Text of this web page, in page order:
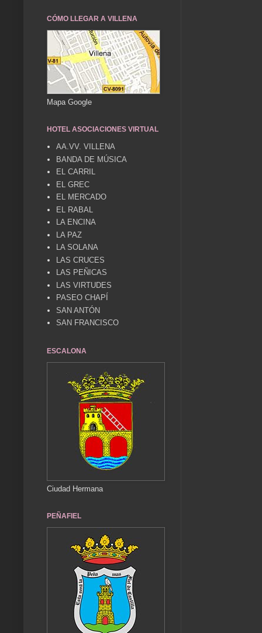
CÓMO LLEGAR A VILLENA
Mapa Google
HOTEL ASOCIACIONES VIRTUAL
AA.VV. VILLENA
BANDA DE MÚSICA
EL CARRIL
EL GREC
EL MERCADO
EL RABAL
LA ENCINA
LA PAZ
LA SOLANA
LAS CRUCES
LAS PEÑICAS
LAS VIRTUDES
PASEO CHAPÍ
SAN ANTÓN
SAN FRANCISCO
ESCALONA
Ciudad Hermana
PEÑAFIEL